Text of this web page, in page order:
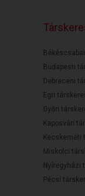
Budapesti
Debreceni
Egri
Győri
Kaposvári
Kecskeméti
Miskolci
Nyíregyházi
Pécsi